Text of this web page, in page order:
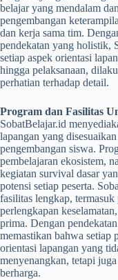
belajar yang mendalam
pengembangan
dan kerja sama tim.
pendekatan yang holistik,
setiap aspek orientasi
hingga pelaksanaan,
perhatian terhadap detail.
Program dan Fasilitas
SobatBelajar.id
lapangan yang
pengembangan siswa.
pembelajaran ekosistem,
kegiatan survival dasar
potensi setiap peserta.
fasilitas lengkap,
perlengkapan
prima. Dengan
memastikan bahwa setiap
orientasi lapangan yang
menyenangkan, tetapi
berharga.